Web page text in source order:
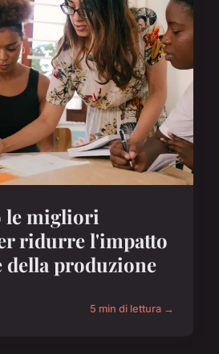
le migliori
ridurre l'impatto
della produzione
5 min di lettura →